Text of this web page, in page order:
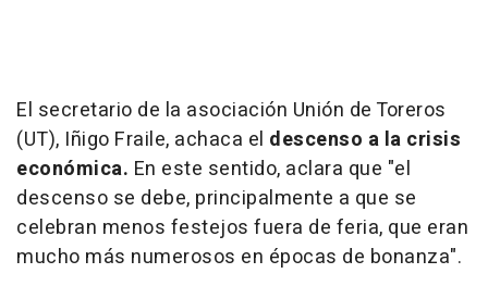
El secretario de la asociación Unión de Toreros
(UT), Iñigo Fraile, achaca el descenso a la crisis
económica. En este sentido, aclara que "el
descenso se debe, principalmente a que se
celebran menos festejos fuera de feria, que eran
mucho más numerosos en épocas de bonanza".